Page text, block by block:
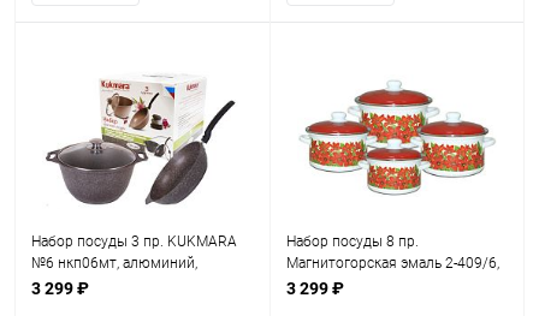
Набор посуды 3 пр. KUKMARA
№6 нкп06мт, алюминий,
антипригарное, темный мрамор,
3 299 ₽
Набор посуды 8 пр.
Магнитогорская эмаль 2-409/6,
сталь, эмаль, цветной,
3 299 ₽